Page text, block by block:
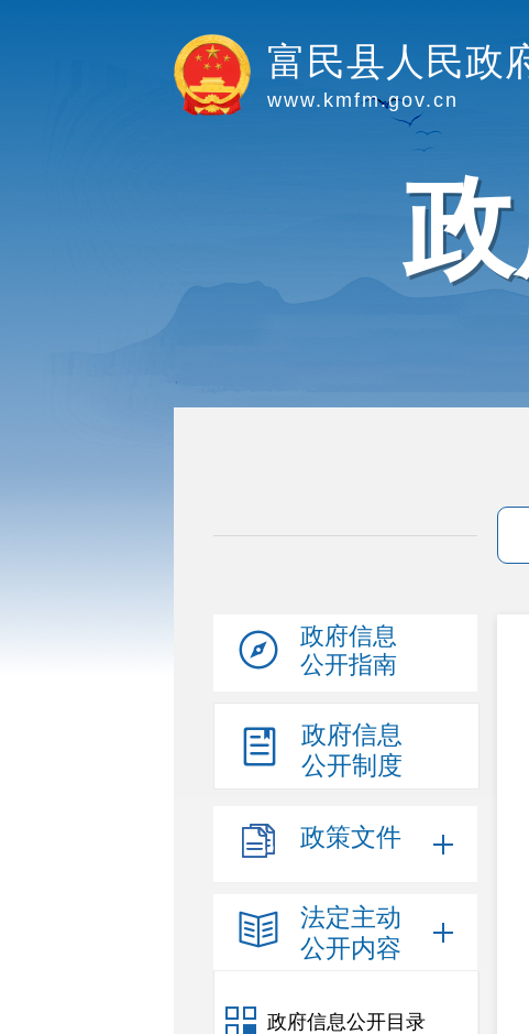
富民县人民政
www.kmfm.gov.cn
政府信息
公开指南
政府信息
公开制度
政策文件
法定主动
公开内容
政府信息公开目录